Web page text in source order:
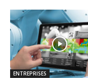
ENTREPRISES